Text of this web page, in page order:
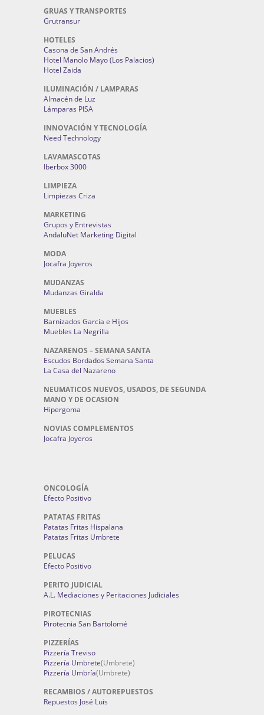
GRUAS Y TRANSPORTES
Grutransur
HOTELES
Casona de San Andrés
Hotel Manolo Mayo (Los Palacios)
Hotel Zaida
ILUMINACIÓN / LAMPARAS
Almacén de Luz
Lámparas PISA
INNOVACIÓN Y TECNOLOGÍA
Need Technology
LAVAMASCOTAS
Iberbox 3000
LIMPIEZA
Limpiezas Criza
MARKETING
Grupos y Entrevistas
AndaluNet Marketing Digital
MODA
Jocafra Joyeros
MUDANZAS
Mudanzas Giralda
MUEBLES
Barnizados García e Hijos
Muebles La Negrilla
NAZARENOS – SEMANA SANTA
Escudos Bordados Semana Santa
La Casa del Nazareno
NEUMATICOS NUEVOS, USADOS, DE SEGUNDA
MANO Y DE OCASION
Hipergoma
NOVIAS COMPLEMENTOS
Jocafra Joyeros
ONCOLOGÍA
Efecto Positivo
PATATAS FRITAS
Patatas Fritas Hispalana
Patatas Fritas Umbrete
PELUCAS
Efecto Positivo
PERITO JUDICIAL
A.L. Mediaciones y Peritaciones Judiciales
PIROTECNIAS
Pirotecnia San Bartolomé
PIZZERÍAS
Pizzería Treviso
Pizzería Umbrete(Umbrete)
Pizzería Umbría(Umbrete)
RECAMBIOS / AUTOREPUESTOS
Repuestos José Luis